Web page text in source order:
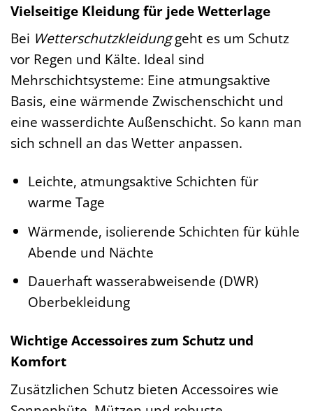
Vielseitige Kleidung für jede Wetterlage
Bei Wetterschutzkleidunggeht es um Schutz
vor Regen und Kälte. Ideal sind
Mehrschichtsysteme: Eine atmungsaktive
Basis, eine wärmende Zwischenschicht und
eine wasserdichte Außenschicht. So kann man
sich schnell an das Wetter anpassen.
Leichte, atmungsaktive Schichten für
warme Tage
Wärmende, isolierende Schichten für kühle
Abende und Nächte
Dauerhaft wasserabweisende (DWR)
Oberbekleidung
Wichtige Accessoires zum Schutz und
Komfort
Zusätzlichen Schutz bieten Accessoires wie